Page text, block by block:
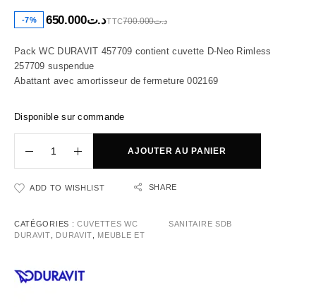
-7% د.ت700.000 د.ت650.000 TTC
Pack WC DURAVIT 457709 contient cuvette D-Neo Rimless
257709 suspendue
Abattant avec amortisseur de fermeture 002169
Disponible sur commande
AJOUTER AU PANIER
ADD TO WISHLIST SHARE
CATÉGORIES : CUVETTES WC
DURAVIT
DURAVIT MEUBLE ET
SANITAIRE SDB